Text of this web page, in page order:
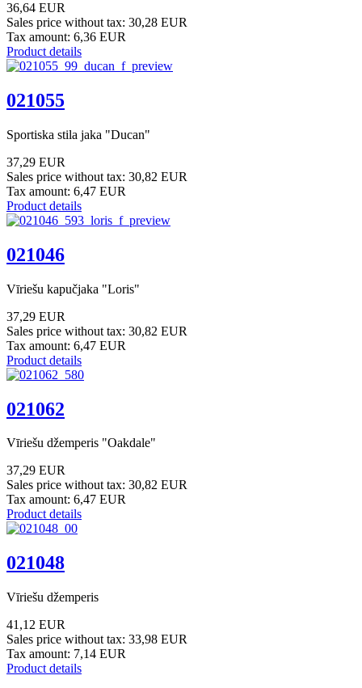
36,64 EUR
Sales price without tax: 30,28 EUR
Tax amount: 6,36 EUR
Product details
021055
Sportiska stila jaka "Ducan"
37,29 EUR
Sales price without tax: 30,82 EUR
Tax amount: 6,47 EUR
Product details
021046
Vīriešu kapučjaka "Loris"
37,29 EUR
Sales price without tax: 30,82 EUR
Tax amount: 6,47 EUR
Product details
021062
Vīriešu džemperis "Oakdale"
37,29 EUR
Sales price without tax: 30,82 EUR
Tax amount: 6,47 EUR
Product details
021048
Vīriešu džemperis
41,12 EUR
Sales price without tax: 33,98 EUR
Tax amount: 7,14 EUR
Product details